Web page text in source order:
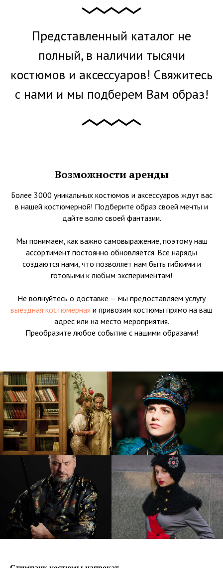
Представленный каталог не
полный, в наличии тысячи
костюмов и аксессуаров! Свяжитесь
с нами и мы подберем Вам образ!
Возможности аренды
Более 3000 уникальных костюмов и аксессуаров ждут вас
в нашей костюмерной! Подберите образ своей мечты и
дайте волю своей фантазии.
Мы понимаем, как важно самовыражение, поэтому наш
ассортимент постоянно обновляется. Все наряды
создаются нами, что позволяет нам быть гибкими и
готовыми к любым экспериментам!
Не волнуйтесь о доставке — мы предоставляем услугу
выездная костюмерная и привозим костюмы прямо на ваш
адрес или на место мероприятия.
Преобразите любое событие с нашими образами!